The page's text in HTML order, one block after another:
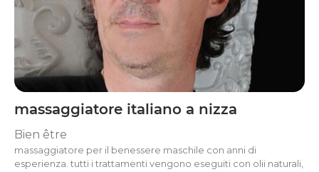
massaggiatore italiano a nizza
Bien être
massaggiatore per il benessere maschile con anni di
esperienza. tutti i trattamenti vengono eseguiti con olii naturali,